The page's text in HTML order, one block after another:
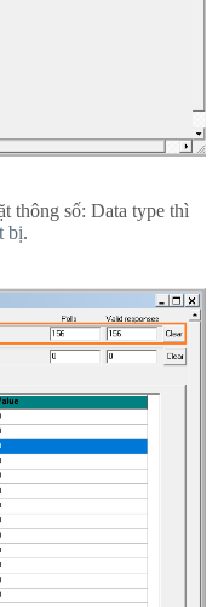
thông số: Data type thì
bị.